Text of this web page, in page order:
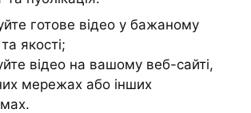
готове відео у бажаному
якості;
відео на вашому веб-сайті,
мережах або інших